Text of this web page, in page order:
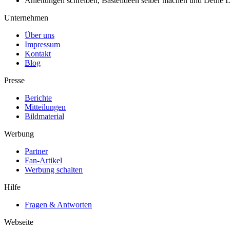
Unternehmen
Über uns
Impressum
Kontakt
Blog
Presse
Berichte
Mitteilungen
Bildmaterial
Werbung
Partner
Fan-Artikel
Werbung schalten
Hilfe
Fragen & Antworten
Webseite